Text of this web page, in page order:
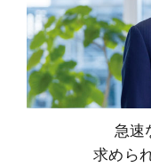
急速
求めら